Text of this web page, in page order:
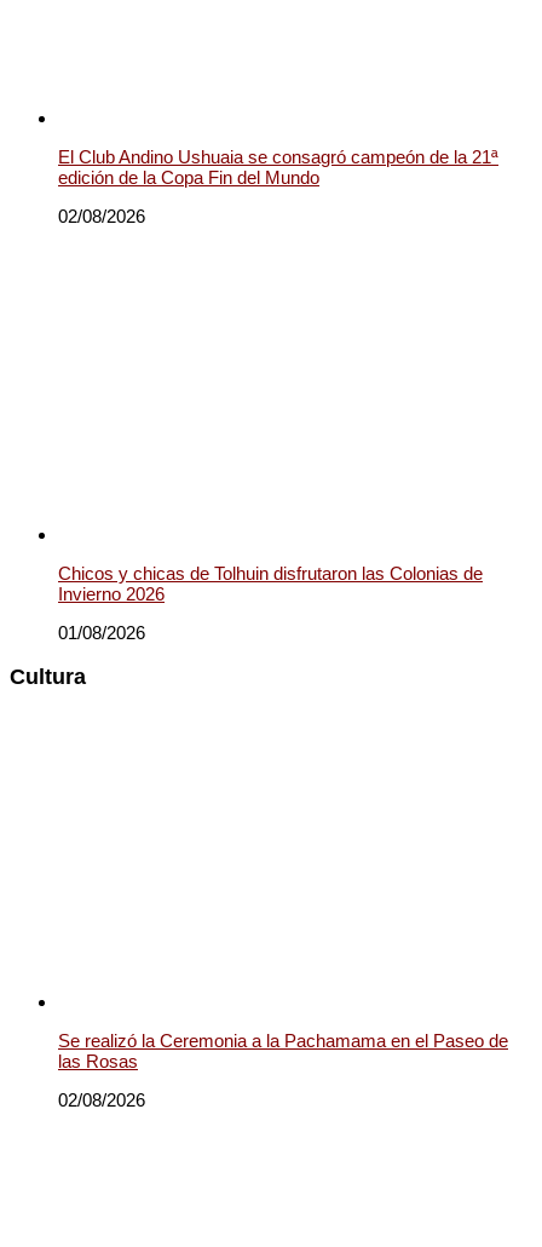
El Club Andino Ushuaia se consagró campeón de la 21ª
edición de la Copa Fin del Mundo
02/08/2026
Chicos y chicas de Tolhuin disfrutaron las Colonias de
Invierno 2026
01/08/2026
Cultura
Se realizó la Ceremonia a la Pachamama en el Paseo de
las Rosas
02/08/2026